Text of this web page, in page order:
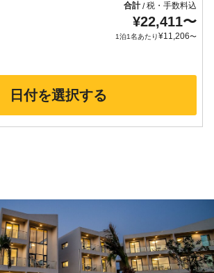
合計/税・手数料込
¥22,411〜
1泊1名あたり¥11,206〜
日付を選択する